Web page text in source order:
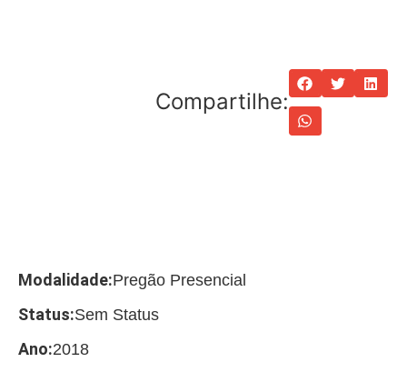
Compartilhe:
Modalidade:Pregão Presencial
Status:Sem Status
Ano:2018